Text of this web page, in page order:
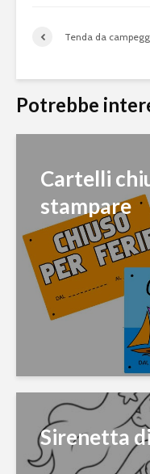
Tenda da
Potrebbe
Cartelli
stampare
Sirenetta